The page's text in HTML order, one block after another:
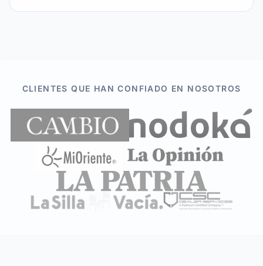
CLIENTES QUE HAN CONFIADO EN NOSOTROS